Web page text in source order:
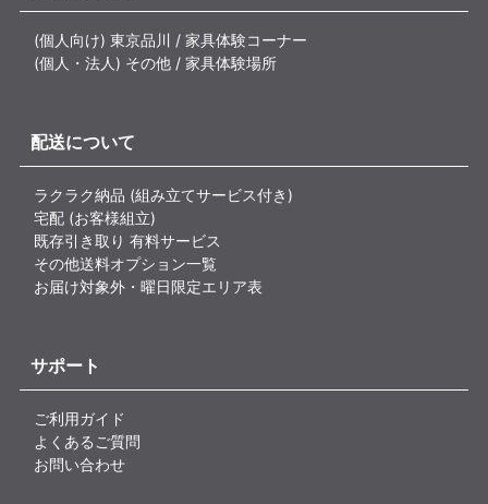
(個人向け) 東京品川 / 家具体験コーナー
(個人・法人) その他 / 家具体験場所
配送について
ラクラク納品 (組み立てサービス付き)
宅配 (お客様組立)
既存引き取り 有料サービス
その他送料オプション一覧
お届け対象外・曜日限定エリア表
サポート
ご利用ガイド
よくあるご質問
お問い合わせ